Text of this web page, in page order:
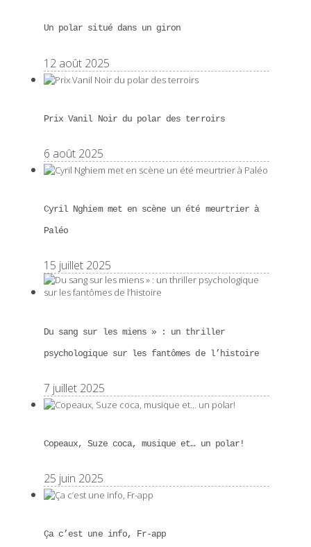
Un polar situé dans un giron
12 août 2025
Prix Vanil Noir du polar des terroirs
6 août 2025
Cyril Nghiem met en scène un été meurtrier à
Paléo
15 juillet 2025
Du sang sur les miens » : un thriller
psychologique sur les fantômes de l’histoire
7 juillet 2025
Copeaux, Suze coca, musique et… un polar!
25 juin 2025
Ça c’est une info, Fr-app